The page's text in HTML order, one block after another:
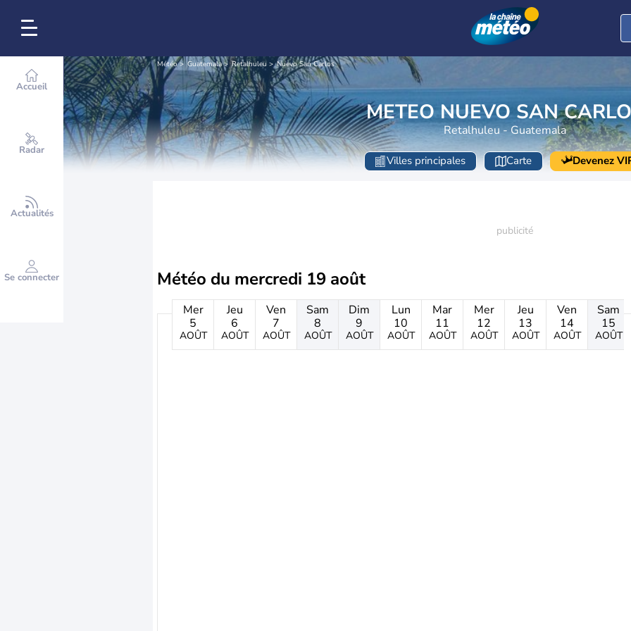
Accueil
Radar
Actualités
Se connecter
Météo Guatemala Retalhuleu Nuevo San Carlos
METEO NUEVO SAN
Retalhuleu - Guatemala
Villes principales Carte Devenez
Météo du mercredi 19 août
Mer
5
AOÛT
Jeu
6
AOÛT
Ven
7
AOÛT
Sam
8
AOÛT
Dim
9
AOÛT
Lun
10
AOÛT
Mar
11
AOÛT
Mer
12
AOÛT
Jeu
13
AOÛT
Ven
14
AOÛT
Sam
15
AOÛT